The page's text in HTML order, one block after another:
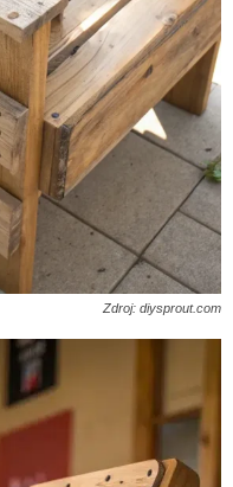
Zdroj: diysprout.com